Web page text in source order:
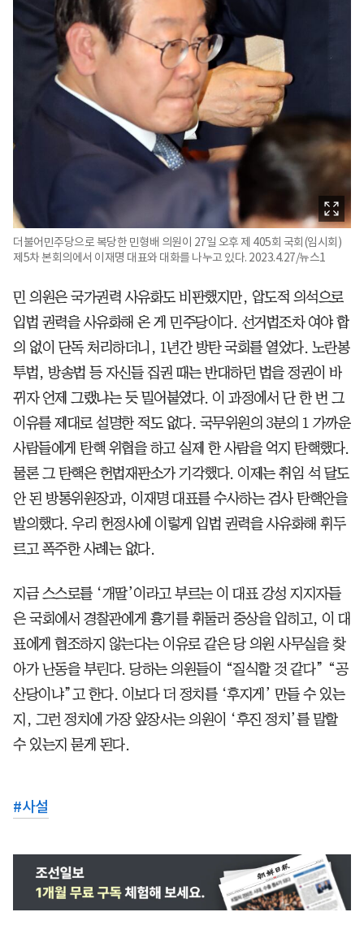
더불어민주당으로 복당한 민형배 의원이 27일 오후 제 405회 국회(임시회)
제5차 본회의에서 이재명 대표와 대화를 나누고 있다. 2023.4.27/뉴스1
민 의원은 국가권력 사유화도 비판했지만, 압도적 의석으로
입법 권력을 사유화해 온 게 민주당이다. 선거법조차 여야 합
의 없이 단독 처리하더니, 1년간 방탄 국회를 열었다. 노란봉
투법, 방송법 등 자신들 집권 때는 반대하던 법을 정권이 바
뀌자 언제 그랬냐는 듯 밀어붙였다. 이 과정에서 단 한 번 그
이유를 제대로 설명한 적도 없다. 국무위원의 3분의 1 가까운
사람들에게 탄핵 위협을 하고 실제 한 사람을 억지 탄핵했다.
물론 그 탄핵은 헌법재판소가 기각했다. 이제는 취임 석 달도
안 된 방통위원장과, 이재명 대표를 수사하는 검사 탄핵안을
발의했다. 우리 헌정사에 이렇게 입법 권력을 사유화해 휘두
르고 폭주한 사례는 없다.
지금 스스로를 ‘개딸’이라고 부르는 이 대표 강성 지지자들
은 국회에서 경찰관에게 흉기를 휘둘러 중상을 입히고, 이 대
표에게 협조하지 않는다는 이유로 같은 당 의원 사무실을 찾
아가 난동을 부린다. 당하는 의원들이 “질식할 것 같다” “공
산당이냐”고 한다. 이보다 더 정치를 ‘후지게’ 만들 수 있는
지, 그런 정치에 가장 앞장서는 의원이 ‘후진 정치’를 말할
수 있는지 묻게 된다.
#사설